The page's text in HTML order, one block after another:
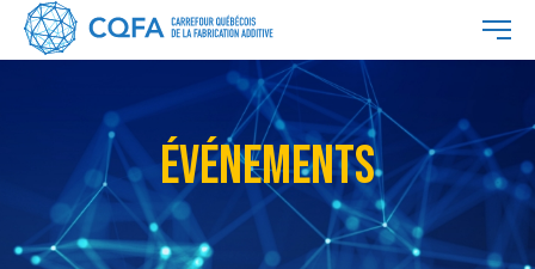
ÉVÉNEMENTS